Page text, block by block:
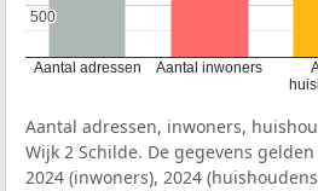
Aantal adressen Aantal inwoners
500
500
Aantal adressen, inwoners,
Wijk 2 Schilde. De gegevens
2024 (inwoners), 2024